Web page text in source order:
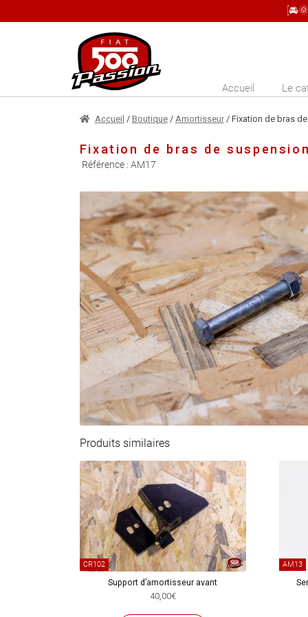
Aller
à
la
navigation
Aller
au
contenu
Accueil Le
Accueil / Boutique/ Amortisseur/ Fixation de bras
Fixation de bras de
Référence : AM17
Produits similaires
CR102
Support d’amortisseur avant
40,00€
AM13